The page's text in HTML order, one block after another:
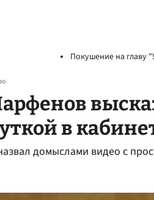
Покушение на главу
в
домыслами видео с